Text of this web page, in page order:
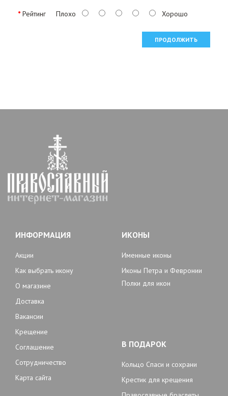
Рейтинг Плохо Хорошо
ПРОДОЛЖИТЬ
ИНФОРМАЦИЯ
Акции
Как выбрать икону
О магазине
Доставка
Вакансии
Крещение
Соглашение
Сотрудничество
Карта сайта
ИКОНЫ
Именные иконы
Иконы Петра и Февронии
Полки для икон
В ПОДАРОК
Кольцо Спаси и сохрани
Крестик для крещения